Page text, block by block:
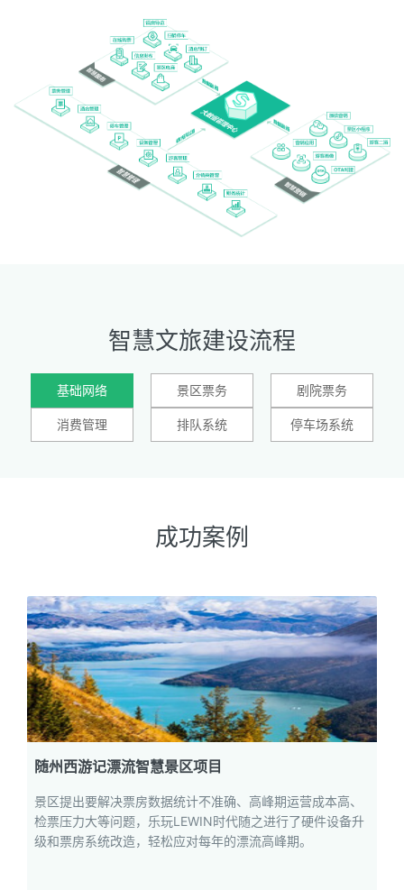
智慧文旅建设流程
基础网络 景区票务 剧院票务
消费管理 排队系统 停车场系统
成功案例
随州西游记漂流智慧景区项目
景区提出要解决票房数据统计不准确、高峰期运营成本高、
检票压力大等问题，乐玩LEWIN时代随之进行了硬件设备升
级和票房系统改造，轻松应对每年的漂流高峰期。